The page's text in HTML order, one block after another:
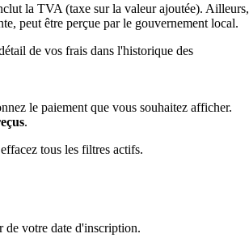
la TVA (taxe sur la valeur ajoutée). Ailleurs,
peut être perçue par le gouvernement local.
de vos frais dans l'historique des
le paiement que vous souhaitez afficher.
.
tous les filtres actifs.
de votre date d'inscription.